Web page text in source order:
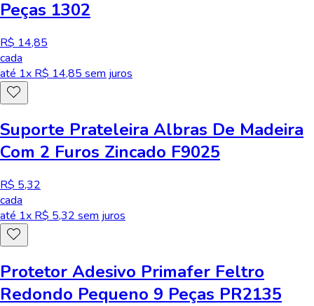
Peças 1302
R$ 14,85
cada
até 1x R$ 14,85 sem juros
Suporte Prateleira Albras De Madeira
Com 2 Furos Zincado F9025
R$ 5,32
cada
até 1x R$ 5,32 sem juros
Protetor Adesivo Primafer Feltro
Redondo Pequeno 9 Peças PR2135